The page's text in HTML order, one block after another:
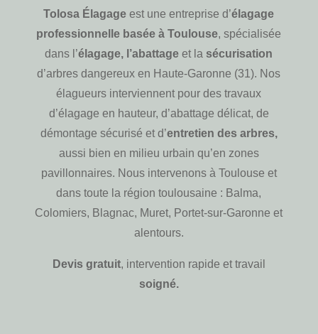
Tolosa Élagage est une entreprise d’élagage
professionnelle basée à Toulouse, spécialisée
dans l’élagage, l’abattage et la sécurisation
d’arbres dangereux en Haute-Garonne (31). Nos
élagueurs interviennent pour des travaux
d’élagage en hauteur, d’abattage délicat, de
démontage sécurisé et d’entretien des arbres,
aussi bien en milieu urbain qu’en zones
pavillonnaires. Nous intervenons à Toulouse et
dans toute la région toulousaine : Balma,
Colomiers, Blagnac, Muret, Portet-sur-Garonne et
alentours.
Devis gratuit, intervention rapide et travail
soigné.